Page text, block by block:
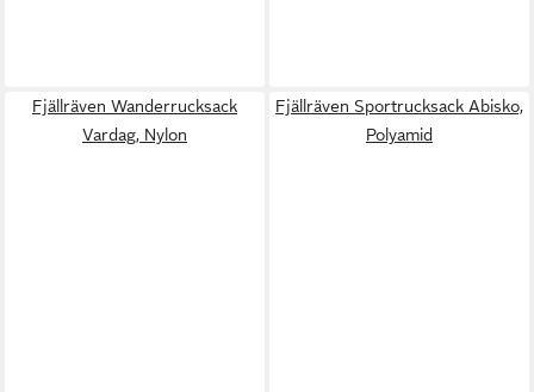
Fjällräven Wanderrucksack
Vardag, Nylon
Fjällräven Sportrucksack Abisko,
Polyamid